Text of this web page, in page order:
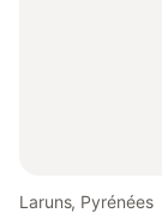
Laruns, Pyrénées